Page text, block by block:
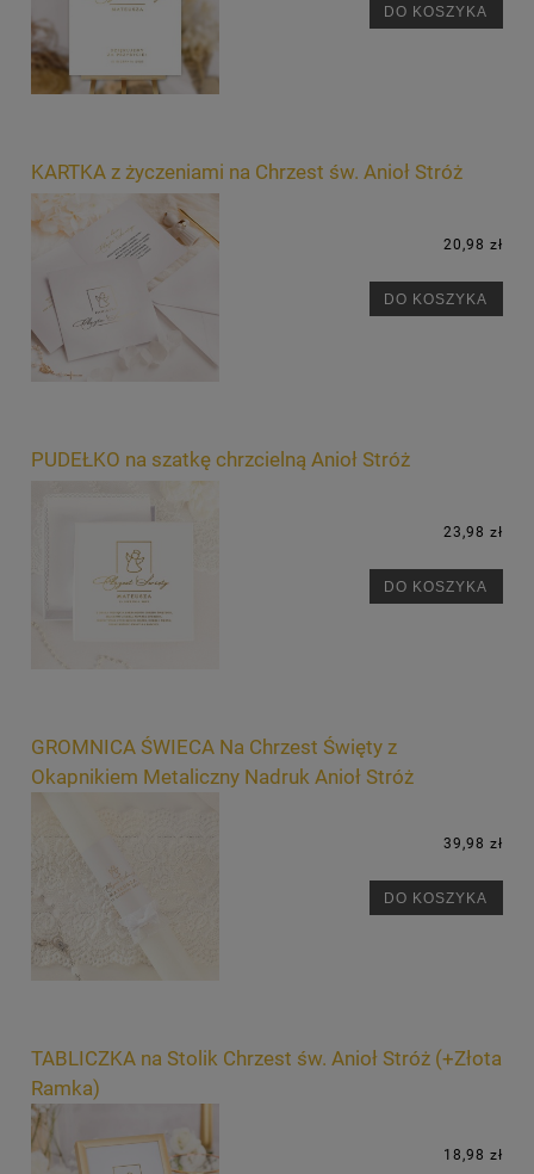
DO KOSZYKA
KARTKA z życzeniami na Chrzest św. Anioł Stróż
20,98 zł
DO KOSZYKA
PUDEŁKO na szatkę chrzcielną Anioł Stróż
23,98 zł
DO KOSZYKA
GROMNICA ŚWIECA Na Chrzest Święty z
Okapnikiem Metaliczny Nadruk Anioł Stróż
39,98 zł
DO KOSZYKA
TABLICZKA na Stolik Chrzest św. Anioł Stróż (+Złota
Ramka)
18,98 zł